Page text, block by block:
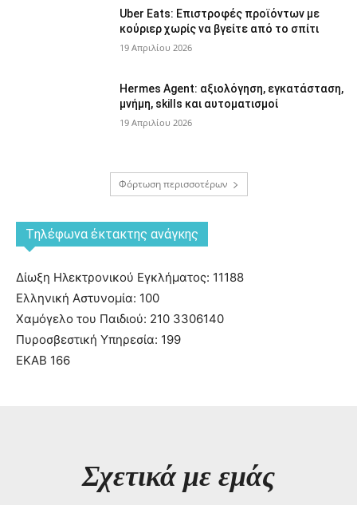
Uber Eats: Επιστροφές προϊόντων με
κούριερ χωρίς να βγείτε από το σπίτι
19 Απριλίου 2026
Hermes Agent: αξιολόγηση, εγκατάσταση,
μνήμη, skills και αυτοματισμοί
19 Απριλίου 2026
Φόρτωση περισσοτέρων
Tηλέφωνα έκτακτης ανάγκης
Δίωξη Ηλεκτρονικού Εγκλήματος: 11188
Ελληνική Αστυνομία: 100
Χαμόγελο του Παιδιού: 210 3306140
Πυροσβεστική Υπηρεσία: 199
ΕΚΑΒ 166
Σχετικά με εμάς